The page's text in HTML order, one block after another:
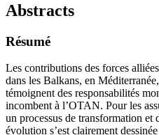
Abstracts
Résumé
Les contributions des forces
dans les Balkans, en
témoignent des responsabilités
incombent à l’OTAN. Pour les
un processus de transformation et
évolution s’est clairement